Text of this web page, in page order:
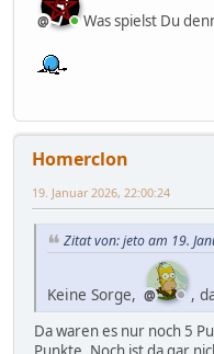
Was spielst Du
Homerclon
19. Januar 2026, 22:00:24
Zitat von: jeto am 19.
Keine Sorge, ,
Da waren es nur noch 5